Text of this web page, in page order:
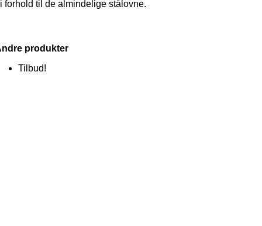
i forhold til de almindelige stålovne.
produkter
Tilbud!